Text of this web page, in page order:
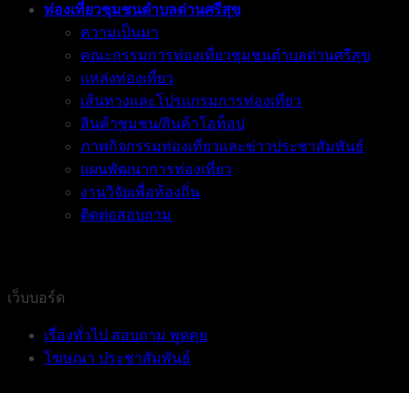
ท่องเที่ยวชุมชนตำบลด่านศรีสุข
ความเป็นมา
คณะกรรมการท่องเที่ยวชุมชนตำบลด่านศรีสุข
แหล่งท่องเที่ยว
เส้นทางและโปรแกรมการท่องเที่ยว
สินค้าชุมชน/สินค้าโอท็อป
ภาพกิจกรรมท่องเที่ยวและข่าวประชาสัมพันธ์
แผนพัฒนาการท่องเที่ยว
งานวิจัยเพื่อท้องถิ่น
ติดต่อสอบถาม
เว็บบอร์ด
เรื่องทั่วไป สอบถาม พูดคุย
โฆษณา ประชาสัมพันธ์